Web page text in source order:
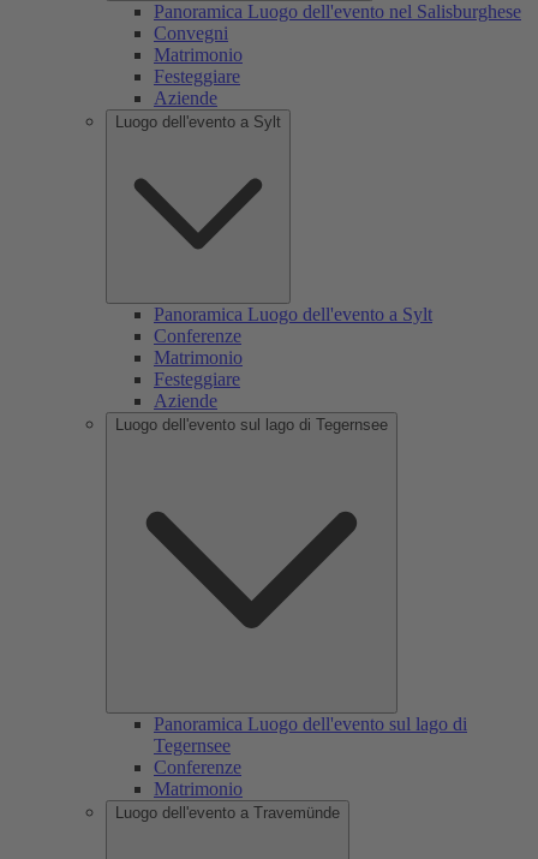
Panoramica Luogo dell'evento nel Salisburghese
Convegni
Matrimonio
Festeggiare
Aziende
Luogo dell'evento a Sylt
Panoramica Luogo dell'evento a Sylt
Conferenze
Matrimonio
Festeggiare
Aziende
Luogo dell'evento sul lago di Tegernsee
Panoramica Luogo dell'evento sul lago di
Tegernsee
Conferenze
Matrimonio
Luogo dell'evento a Travemünde